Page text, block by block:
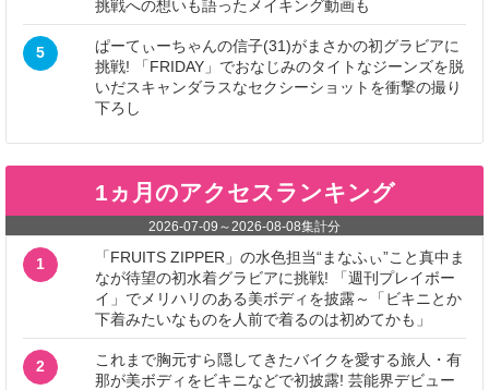
挑戦への想いも語ったメイキング動画も
5
ぱーてぃーちゃんの信子(31)がまさかの初グラビアに
挑戦! 「FRIDAY」でおなじみのタイトなジーンズを脱
いだスキャンダラスなセクシーショットを衝撃の撮り
下ろし
1ヵ月のアクセスランキング
2026-07-09 ～2026-08-08集計分
1
「FRUITS ZIPPER」の水色担当“まなふぃ”こと真中ま
なが待望の初水着グラビアに挑戦! 「週刊プレイボー
イ」でメリハリのある美ボディを披露～「ビキニとか
下着みたいなものを人前で着るのは初めてかも」
2
これまで胸元すら隠してきたバイクを愛する旅人・有
那が美ボディをビキニなどで初披露! 芸能界デビュー